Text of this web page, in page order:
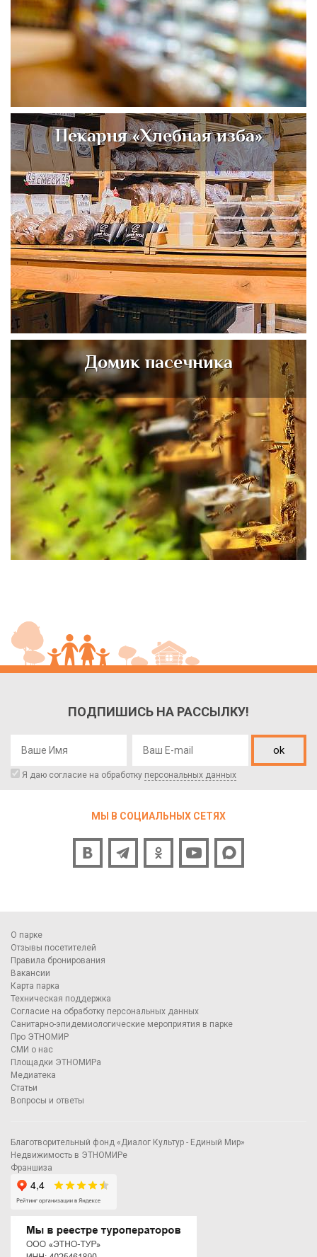
Пекарня «Хлебная изба»
Домик пасечника
ПОДПИШИСЬ НА РАССЫЛКУ!
ok
Я даю согласие на обработку персональных данных
МЫ В СОЦИАЛЬНЫХ СЕТЯХ
О парке
Отзывы посетителей
Правила бронирования
Вакансии
Карта парка
Техническая поддержка
Согласие на обработку персональных данных
Санитарно-эпидемиологические мероприятия в парке
Про ЭТНОМИР
СМИ о нас
Площадки ЭТНОМИРа
Медиатека
Статьи
Вопросы и ответы
Благотворительный фонд «Диалог Культур - Единый Мир»
Недвижимость в ЭТНОМИРе
Франшиза